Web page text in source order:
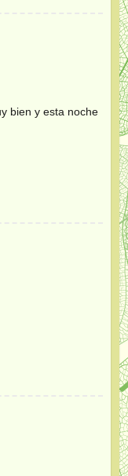
bien y esta noche